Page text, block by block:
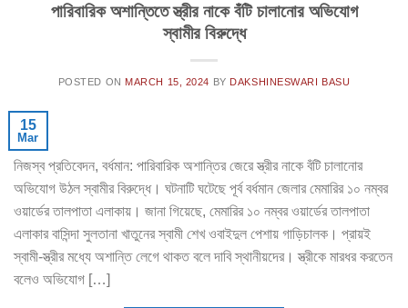
পারিবারিক অশান্তিতে স্ত্রীর নাকে বঁটি চালানোর অভিযোগ
স্বামীর বিরুদ্ধে
POSTED ON MARCH 15, 2024 BY DAKSHINESWARI BASU
15
Mar
নিজস্ব প্রতিবেদন, বর্ধমান: পারিবারিক অশান্তির জেরে স্ত্রীর নাকে বঁটি চালানোর
অভিযোগ উঠল স্বামীর বিরুদ্ধে। ঘটনাটি ঘটেছে পূর্ব বর্ধমান জেলার মেমারির ১০ নম্বর
ওয়ার্ডের তালপাতা এলাকায়। জানা গিয়েছে, মেমারির ১০ নম্বর ওয়ার্ডের তালপাতা
এলাকার বাসিন্দা সুলতানা খাতুনের স্বামী শেখ ওবাইদুল পেশায় গাড়িচালক। প্রায়ই
স্বামী-স্ত্রীর মধ্যে অশান্তি লেগে থাকত বলে দাবি স্থানীয়দের। স্ত্রীকে মারধর করতেন
বলেও অভিযোগ […]